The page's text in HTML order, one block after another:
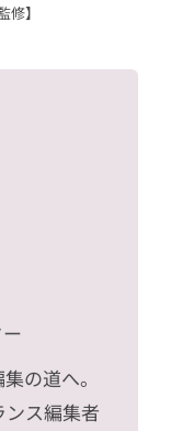
修】
の道へ。
ス編集者